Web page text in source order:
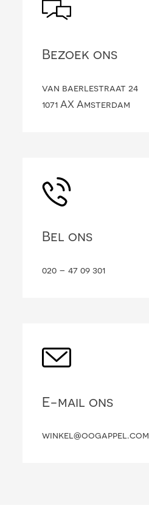
Bezoek ons
van baerlestraat 24
1071 AX Amsterdam
Bel ons
020 – 47 09 301
E-mail ons
winkel@oogappel.com